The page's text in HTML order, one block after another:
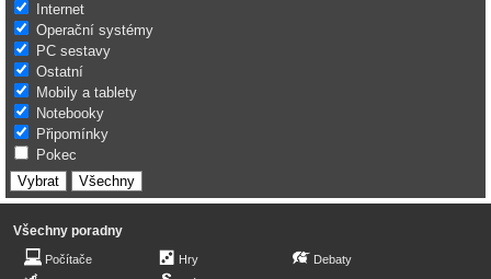
Internet
Operační systémy
PC sestavy
Ostatní
Mobily a tablety
Notebooky
Připomínky
Pokec
Všechny poradny
Počítače
Hry
Debaty